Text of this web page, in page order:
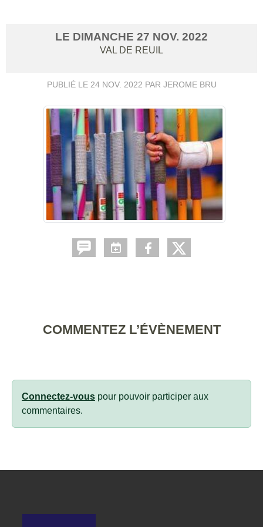
LE DIMANCHE 27 NOV. 2022
VAL DE REUIL
PUBLIÉ LE 24 NOV. 2022 PAR JEROME BRU
COMMENTEZ L’ÉVÈNEMENT
Connectez-vous pour pouvoir participer aux
commentaires.